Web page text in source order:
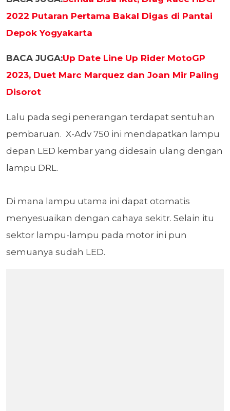
2022 Putaran Pertama Bakal Digas di Pantai
Depok Yogyakarta
BACA JUGA:Up Date Line Up Rider MotoGP
2023, Duet Marc Marquez dan Joan Mir Paling
Disorot
Lalu pada segi penerangan terdapat sentuhan
pembaruan. X-Adv 750 ini mendapatkan lampu
depan LED kembar yang didesain ulang dengan
lampu DRL.
Di mana lampu utama ini dapat otomatis
menyesuaikan dengan cahaya sekitr. Selain itu
sektor lampu-lampu pada motor ini pun
semuanya sudah LED.